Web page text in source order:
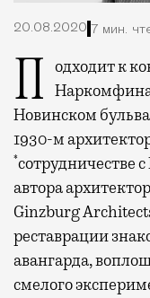
20.08.2020 7 мин.
Подходит к концу реставрация здания
Новинском
1930-м
*сотрудничестве
автора
Ginzburg
реставрации
авангарда,
смелого